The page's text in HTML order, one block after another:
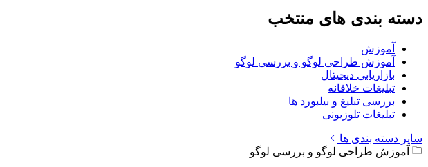
دسته بندی های منتخب
آموزش
آموزش طراحی لوگو و بررسی لوگو
بازاریابی دیجیتال
تبلیغات خلاقانه
بررسی تبلیغ و بیلبورد ها
تبلیغات تلوزیونی
سایر دسته بندی ها
آموزش طراحی لوگو و بررسی لوگو